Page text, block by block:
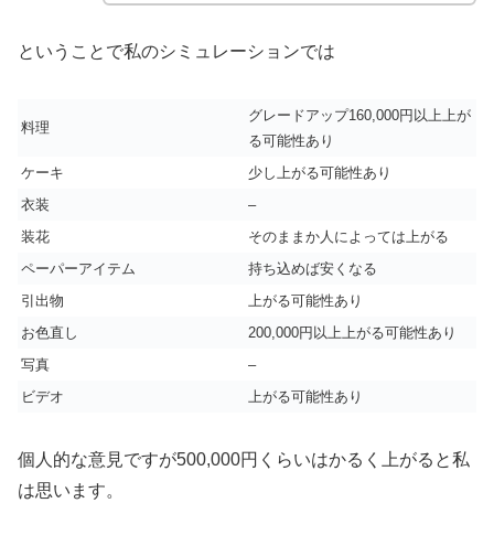
ということで私のシミュレーションでは
料理
グレードアップ160,000円以上上が
る可能性あり
ケーキ
少し上がる可能性あり
衣装
–
装花
そのままか人によっては上がる
ペーパーアイテム
持ち込めば安くなる
引出物
上がる可能性あり
お色直し
200,000円以上上がる可能性あり
写真
–
ビデオ
上がる可能性あり
個人的な意見ですが500,000円くらいはかるく上がると私
は思います。